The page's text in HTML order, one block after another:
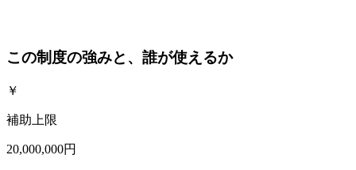
この制度の強みと、誰が使えるか
￥
補助上限
20,000,000円